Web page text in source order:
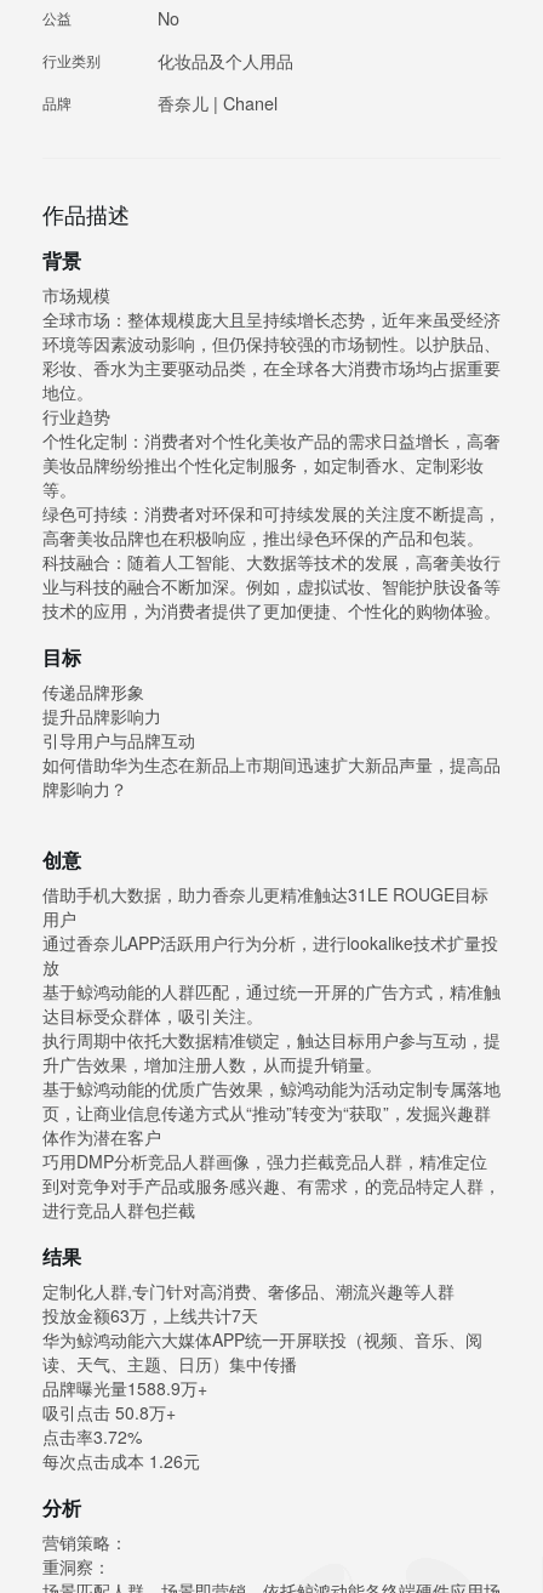
公益 No
行业类别 化妆品及个人用品
品牌 香奈儿 | Chanel
作品描述
背景
市场规模
全球市场：整体规模庞大且呈持续增长态势，近年来虽受经济
环境等因素波动影响，但仍保持较强的市场韧性。以护肤品、
彩妆、香水为主要驱动品类，在全球各大消费市场均占据重要
地位。
行业趋势
个性化定制：消费者对个性化美妆产品的需求日益增长，高奢
美妆品牌纷纷推出个性化定制服务，如定制香水、定制彩妆
等。
绿色可持续：消费者对环保和可持续发展的关注度不断提高，
高奢美妆品牌也在积极响应，推出绿色环保的产品和包装。
科技融合：随着人工智能、大数据等技术的发展，高奢美妆行
业与科技的融合不断加深。例如，虚拟试妆、智能护肤设备等
技术的应用，为消费者提供了更加便捷、个性化的购物体验。
目标
传递品牌形象
提升品牌影响力
引导用户与品牌互动
如何借助华为生态在新品上市期间迅速扩大新品声量，提高品
牌影响力？
创意
借助手机大数据，助力香奈儿更精准触达31LE ROUGE目标
用户
通过香奈儿APP活跃用户行为分析，进行lookalike技术扩量投
放
基于鲸鸿动能的人群匹配，通过统一开屏的广告方式，精准触
达目标受众群体，吸引关注。
执行周期中依托大数据精准锁定，触达目标用户参与互动，提
升广告效果，增加注册人数，从而提升销量。
基于鲸鸿动能的优质广告效果，鲸鸿动能为活动定制专属落地
页，让商业信息传递方式从“推动”转变为“获取”，发掘兴趣群
体作为潜在客户
巧用DMP分析竞品人群画像，强力拦截竞品人群，精准定位
到对竞争对手产品或服务感兴趣、有需求，的竞品特定人群，
进行竞品人群包拦截
结果
定制化人群,专门针对高消费、奢侈品、潮流兴趣等人群
投放金额63万，上线共计7天
华为鲸鸿动能六大媒体APP统一开屏联投（视频、音乐、阅
读、天气、主题、日历）集中传播
品牌曝光量1588.9万+
吸引点击 50.8万+
点击率3.72%
每次点击成本 1.26元
分析
营销策略：
重洞察：